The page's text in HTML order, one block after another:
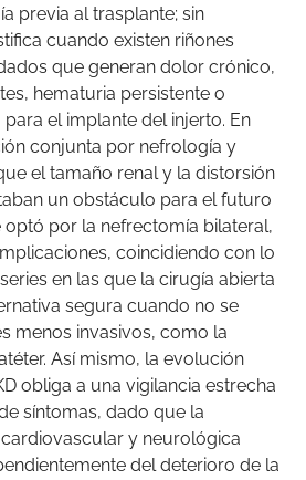
previa al trasplante; sin
cuando existen riñones
que generan dolor crónico,
hematuria persistente o
el implante del injerto. En
conjunta por nefrología y
el tamaño renal y la distorsión
un obstáculo para el futuro
por la nefrectomía bilateral,
coincidiendo con lo
en las que la cirugía abierta
segura cuando no se
menos invasivos, como la
Así mismo, la evolución
obliga a una vigilancia estrecha
síntomas, dado que la
y neurológica
del deterioro de la